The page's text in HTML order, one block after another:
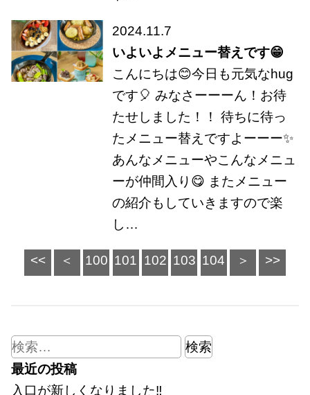
2024.11.7
いよいよメニュー替えです😁
こんにちは😊今日も元気なhug
です🎈 みなさーーーん！お待
たせしました！！ 待ちに待っ
たメニュー替えですよーーー✨
あんなメニューやこんなメニュ
ーが仲間入り😋 またメニュー
の紹介もしていきますので楽
し…
<< ＜ 100 101 102 103 104 ＞ >>
検
索:
最近の投稿
入口が新しくなりました‼